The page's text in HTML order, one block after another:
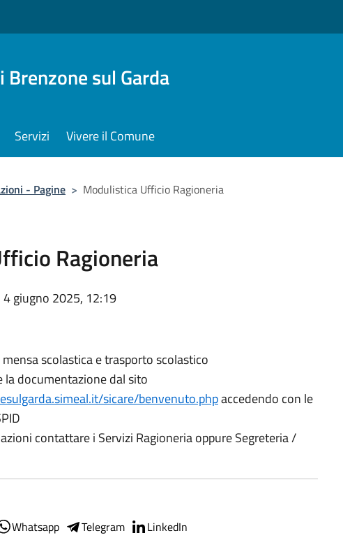
Brenzone sul Garda
Servizi Vivere il Comune
- Pagine > Modulistica Ufficio Ragioneria
Ragioneria
4 giugno 2025, 12:19
scolastica e trasporto scolastico
la documentazione dal sito
sicare/benvenuto.phpaccedendo con le
contattare i Servizi Ragioneria oppure Segreteria /
Whatsapp Telegram LinkedIn